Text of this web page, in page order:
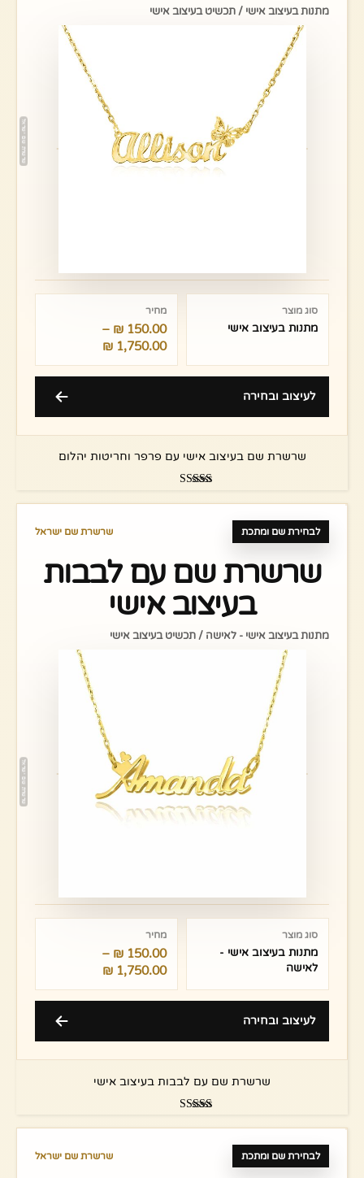
מתנות בעיצוב אישי / תכשיט בעיצוב אישי
סוג מוצר
מתנות בעיצוב אישי
מחיר
150.00
₪
–
1,750.00
₪
לעיצוב ובחירה
שרשרת שם בעיצוב אישי עם פרפר וחריטות יהלום
5.00
לבחירת שם ומתכת שרשרת שם ישראל
שרשרת שם עם לבבות
בעיצוב אישי
מתנות בעיצוב אישי - לאישה / תכשיט בעיצוב אישי
סוג מוצר
מתנות בעיצוב אישי -
לאישה
מחיר
150.00
₪
–
1,750.00
₪
לעיצוב ובחירה
שרשרת שם עם לבבות בעיצוב אישי
5.00
לבחירת שם ומתכת שרשרת שם ישראל